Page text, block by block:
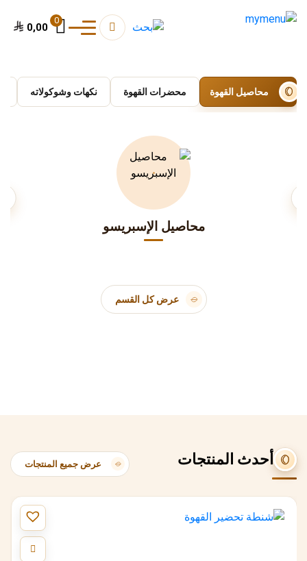
0,00
0
محاصيل القهوة محضرات القهوة نكهات وشوكولاته
عرض كل القسم
أحدث المنتجات عرض جميع المنتجات